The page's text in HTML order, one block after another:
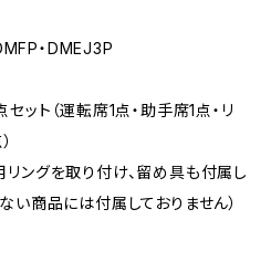
・DMEJ3P
ット（運転席1点・助手席1点・リ
リングを取り付け、留め具も付属し
い商品には付属しておりません）